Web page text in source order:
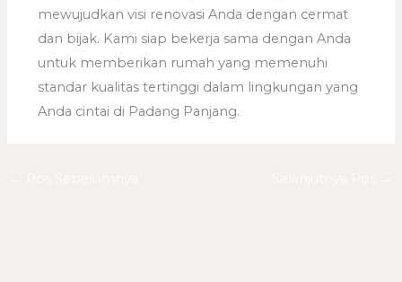
mewujudkan visi renovasi Anda dengan cermat
dan bijak. Kami siap bekerja sama dengan Anda
untuk memberikan rumah yang memenuhi
standar kualitas tertinggi dalam lingkungan yang
Anda cintai di Padang Panjang.